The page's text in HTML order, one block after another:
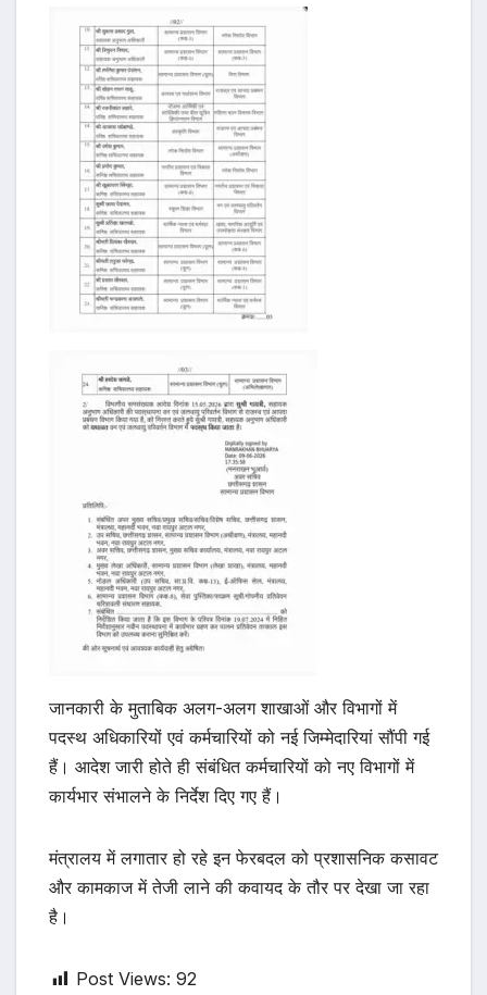
जानकारी के मुताबिक अलग-अलग शाखाओं और विभागों में
पदस्थ अधिकारियों एवं कर्मचारियों को नई जिम्मेदारियां सौंपी गई
हैं। आदेश जारी होते ही संबंधित कर्मचारियों को नए विभागों में
कार्यभार संभालने के निर्देश दिए गए हैं।
मंत्रालय में लगातार हो रहे इन फेरबदल को प्रशासनिक कसावट
और कामकाज में तेजी लाने की कवायद के तौर पर देखा जा रहा
है।
Post Views: 92